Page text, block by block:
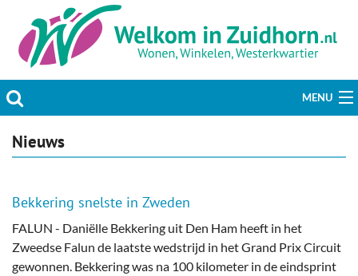
MENU
Actueel
Welzijn & Maatschappij
Bedrijven
Nieuws
Bekkering snelste in Zweden
FALUN - Daniëlle Bekkering uit Den Ham heeft in het
Zweedse Falun de laatste wedstrijd in het Grand Prix Circuit
gewonnen. Bekkering was na 100 kilometer in de eindsprint